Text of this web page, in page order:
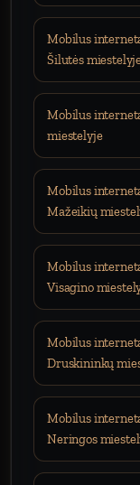
Mobilus
Šilutės
Mobilus
miestelyje
Mobilus
Mažeikių
Mobilus
Visagino
Mobilus
Druskininkų
Mobilus
Neringos